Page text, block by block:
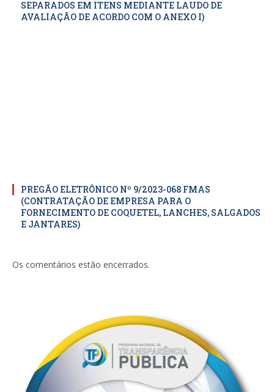
SEPARADOS EM ITENS MEDIANTE LAUDO DE
AVALIAÇÃO DE ACORDO COM O ANEXO I)
PREGÃO ELETRÔNICO Nº 9/2023-068 FMAS
(CONTRATAÇÃO DE EMPRESA PARA O
FORNECIMENTO DE COQUETEL, LANCHES, SALGADOS
E JANTARES)
Os comentários estão encerrados.